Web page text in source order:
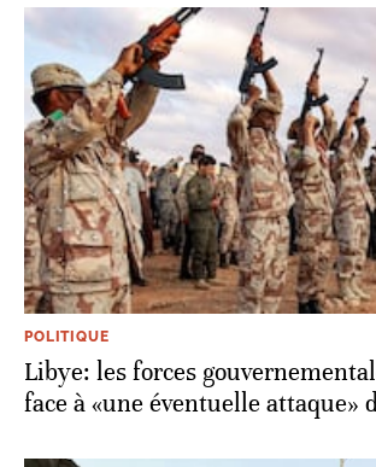
POLITIQUE
Libye: les forces
face à «une éventuelle attaque»